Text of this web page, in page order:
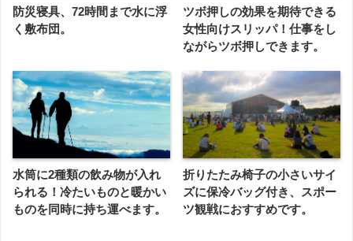
防災寝具、72時間まで水に浮
く敷布団。
ツボ押しの効果を期待できる
女性向けスリッパ！仕事をし
ながらツボ押しできます。
水筒に2種類の飲み物が入れ
られる！冷たいものと暖かい
ものを同時に持ち運べます。
折りたたみ椅子の小さいサイ
ズに保冷バッグ付き、スポー
ツ観戦におすすめです。